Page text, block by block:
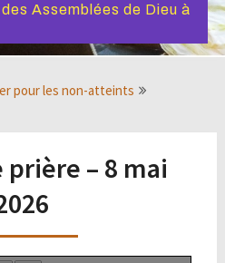
Assemblées de Dieu à
pour les non-atteints
– 8 mai